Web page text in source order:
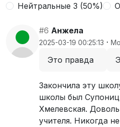
Нейтральные 3 (50%)
#6 Анжела
2025-03-19 00:25:13 ·
Это правда
Закончила эту
школы был
Хмелевская.
учителя. Никогда